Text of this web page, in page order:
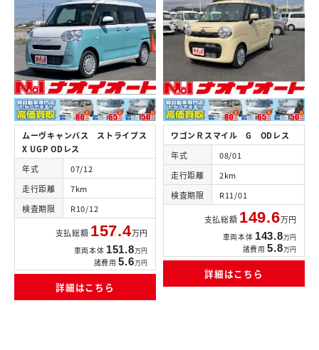
ムーヴキャンバス ストライプス
X UGP ODレス
年式
07/12
走行距離
7km
検査期限
R10/12
支払総額 157.4万円
車両本体 151.8万円
諸費用 5.6万円
詳細はこちら
ワゴンＲスマイル G ODレス
年式
08/01
走行距離
2km
検査期限
R11/01
支払総額 149.6万円
車両本体 143.8万円
諸費用 5.8万円
詳細はこちら